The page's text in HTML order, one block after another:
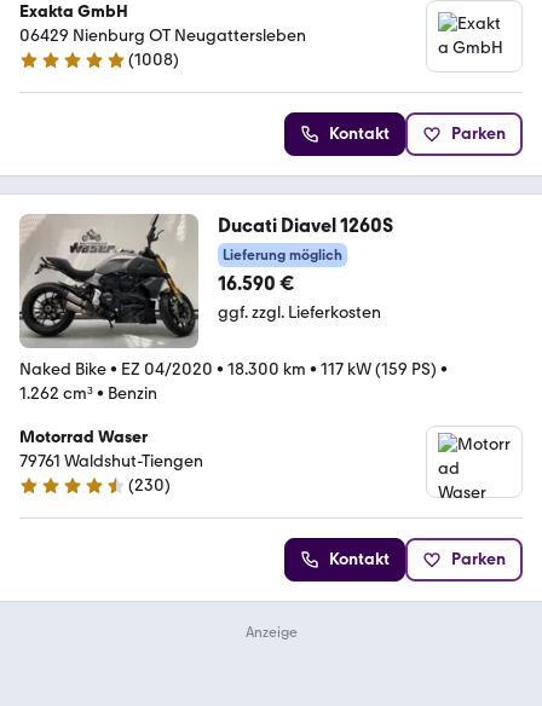
Exakta GmbH
06429 Nienburg OT Neugattersleben
4.8 Sterne
(1008)
Kontakt Parken
Ducati Diavel 1260S
Lieferung möglich
16.590 €
ggf. zzgl. Lieferkosten
Naked Bike• EZ 04/2020 • 18.300 km • 117 kW (159 PS) •
1.262 cm³• Benzin
Motorrad Waser
79761 Waldshut-Tiengen
4.3 Sterne
(230)
Kontakt Parken